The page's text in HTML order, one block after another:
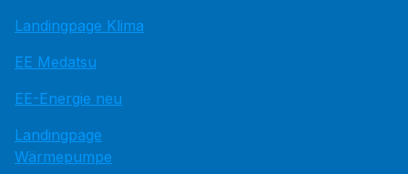
Landingpage Klima
EE Medatsu
EE-Energie neu
Landingpage
Wärmepumpe